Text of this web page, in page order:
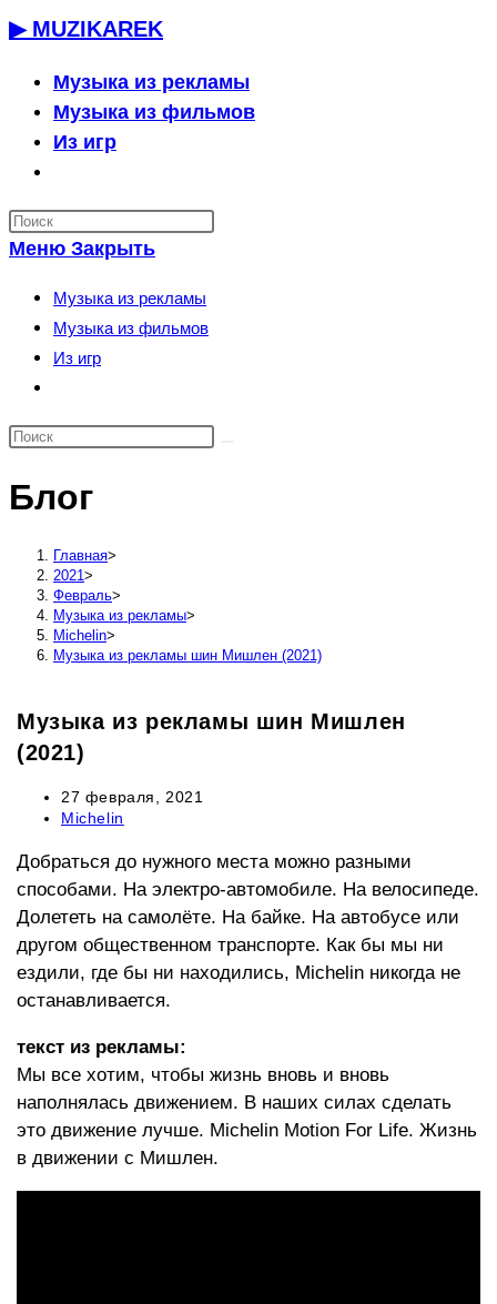
Перейти
содержимому
▶ MUZIKAREK
Музыка из рекламы
Музыка из фильмов
Из игр
по
веб-
сайту
Меню Закрыть
Музыка из рекламы
Музыка из фильмов
Из игр
по
сайту
Блог
Главная>
2021 >
Февраль>
Музыка из рекламы>
Michelin>
Музыка из рекламы шин Мишлен (2021)
Музыка из рекламы шин Мишлен
(2021)
Запись
опубликована:
27 февраля, 2021
Рубрика
Michelin
Добраться до нужного места можно разными
способами. На электро-автомобиле. На велосипеде.
Долететь на самолёте. На байке. На автобусе или
другом общественном транспорте. Как бы мы ни
ездили, где бы ни находились, Michelin никогда не
останавливается.
текст из рекламы:
Мы все хотим, чтобы жизнь вновь и вновь
наполнялась движением. В наших силах сделать
это движение лучше. Michelin Motion For Life. Жизнь
в движении с Мишлен.